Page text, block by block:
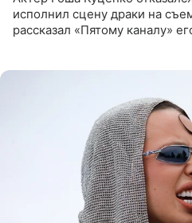
исполнил сцену драки на
рассказал «Пятому каналу»